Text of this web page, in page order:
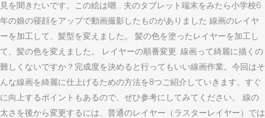
見を聞きたいです。この絵は嘲... 夫のタブレット端末をみたら小学校6
年の娘の寝顔をアップで動画撮影したものがありました 線画のレイヤ
ーを加工して、髪型を変えました。 髪の色を塗ったレイヤーを加工し
て、髪の色を変えました。 レイヤーの順番変更. 線画って綺麗に描くの
難しくないですか？完成度を決めると行ってもいい線画作業。今回はそ
んな線画を綺麗に仕上げるための方法を8つご紹介していきます。すぐ
に向上するポイントもあるので、ぜひ参考にしてみてください。 線の
太さを後から変更するには、普通のレイヤー（ラスターレイヤー）では